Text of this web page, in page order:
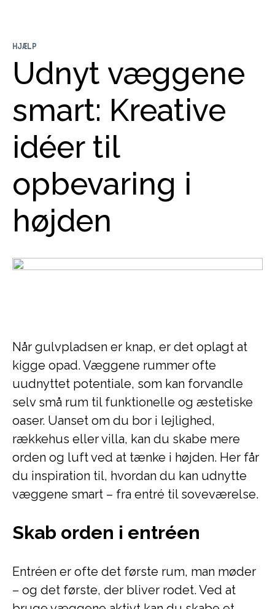
Udnyt væggene
smart: Kreative
idéer til
opbevaring i
højden
HJÆLP
Når gulvpladsen er knap, er det oplagt at
kigge opad. Væggene rummer ofte
uudnyttet potentiale, som kan forvandle
selv små rum til funktionelle og æstetiske
oaser. Uanset om du bor i lejlighed,
rækkehus eller villa, kan du skabe mere
orden og luft ved at tænke i højden. Her får
du inspiration til, hvordan du kan udnytte
væggene smart – fra entré til soveværelse.
Skab orden i entréen
Entréen er ofte det første rum, man møder
– og det første, der bliver rodet. Ved at